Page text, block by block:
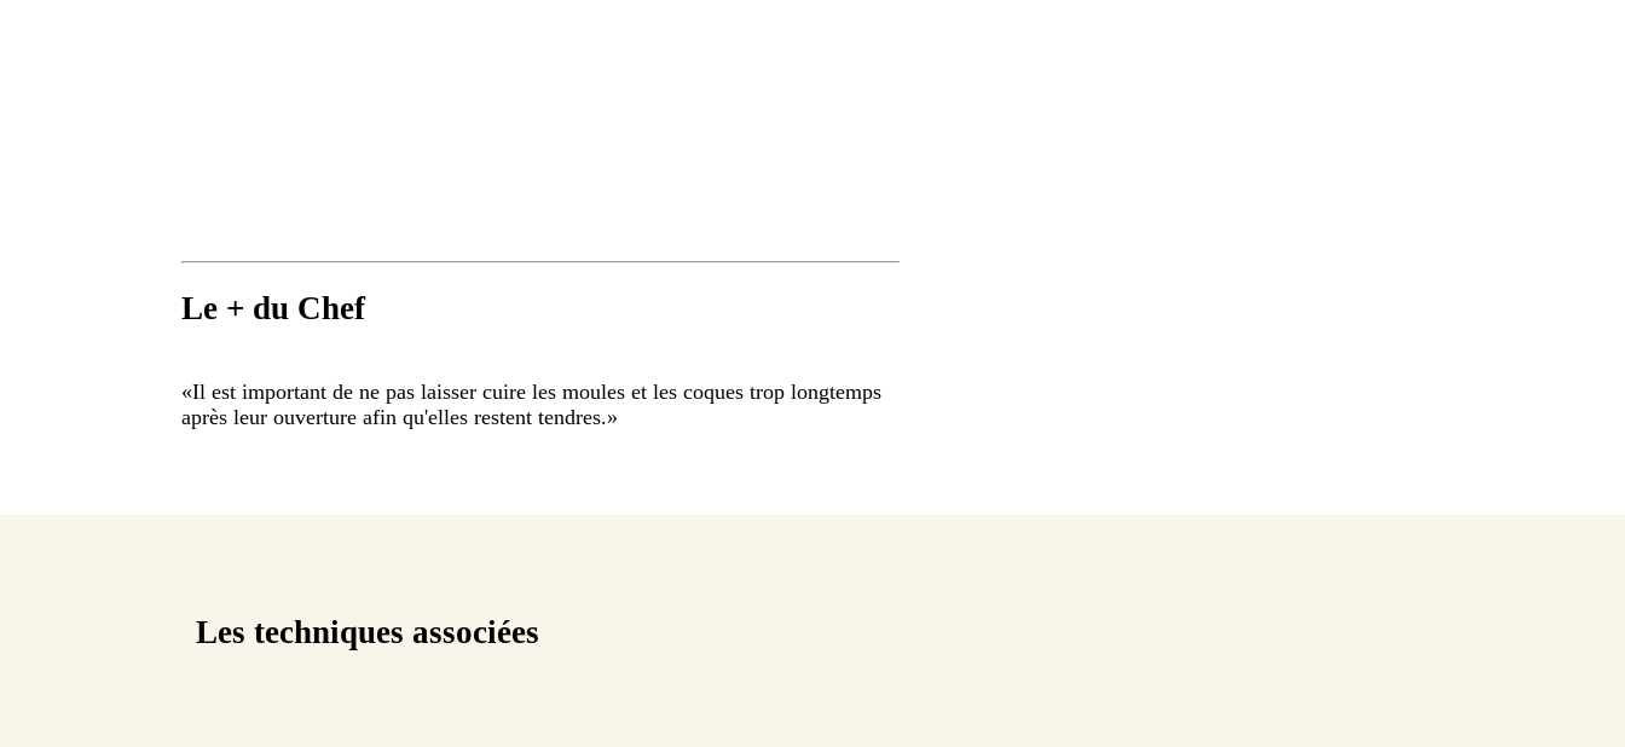
Le + du Chef
«Il est important de ne pas laisser cuire les moules et les coques trop longtemps
après leur ouverture afin qu'elles restent tendres.»
Les techniques associées